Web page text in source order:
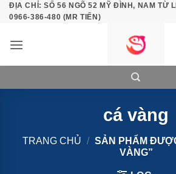
Bỏ
qua
dung
ĐỊA CHỈ: SỐ 56 NGÕ 52 MỸ ĐÌNH, NAM TỪ
0966-386-480 (MR TIẾN)
cá vàng
TRANG CHỦ / SẢN PHẨM
VÀNG”